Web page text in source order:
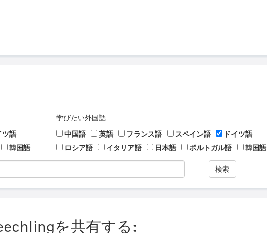
ツ語
韓国語
学びたい外国語
中国語
英語 フランス語 スペイン語
ドイツ語
ロシア語
イタリア語 日本語 ポルトガル語 韓国語
検索
を共有する: